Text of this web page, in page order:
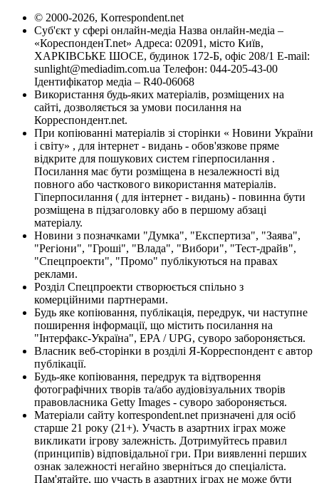
© 2000-2026, Korrespondent.net
Суб'єкт у сфері онлайн-медіа Назва онлайн-медіа –
«КореспонденТ.net» Адреса: 02091, місто Київ,
ХАРКІВСЬКЕ ШОСЕ, будинок 172-Б, офіс 208/1 E-mail:
sunlight@mediadim.com.ua Телефон: 044-205-43-00
Ідентифікатор медіа – R40-06068
Використання будь-яких матеріалів, розміщених на
сайті, дозволяється за умови посилання на
Корреспондент.net.
При копіюванні матеріалів зі сторінки « Новини України
і світу» , для інтернет - видань - обов'язкове пряме
відкрите для пошукових систем гіперпосилання .
Посилання має бути розміщена в незалежності від
повного або часткового використання матеріалів.
Гіперпосилання ( для інтернет - видань) - повинна бути
розміщена в підзаголовку або в першому абзаці
матеріалу.
Новини з позначками "Думка", "Експертиза", "Заява",
"Регіони", "Гроші", "Влада", "Вибори", "Тест-драйв",
"Спецпроекти", "Промо" публікуються на правах
реклами.
Розділ Спецпроекти створюється спільно з
комерційними партнерами.
Будь яке копіювання, публікація, передрук, чи наступне
поширення інформації, що містить посилання на
"Інтерфакс-Україна", EPA / UPG, суворо забороняється.
Власник веб-сторінки в розділі Я-Корреспондент є автор
публікації.
Будь-яке копіювання, передрук та відтворення
фотографічних творів та/або аудіовізуальних творів
правовласника Getty Images - суворо забороняється.
Матеріали сайту korrespondent.net призначені для осіб
старше 21 року (21+). Участь в азартних іграх може
викликати ігрову залежність. Дотримуйтесь правил
(принципів) відповідальної гри. При виявленні перших
ознак залежності негайно зверніться до спеціаліста.
Пам'ятайте, що участь в азартних іграх не може бути